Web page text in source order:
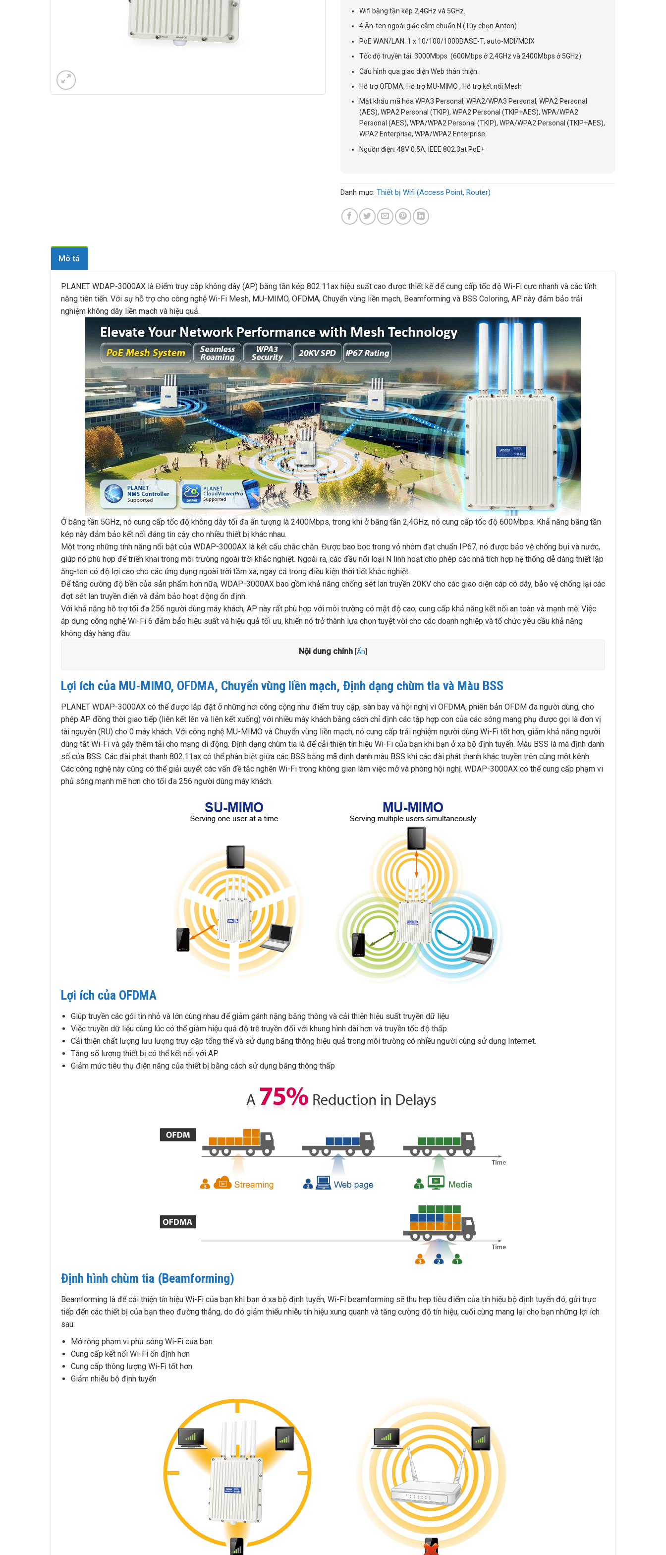
Wifi băng tần kép 2,4GHz và 5GHz.
4 Ăn-ten ngoài giắc cắm chuẩn N (Tùy chọn Anten)
PoE WAN/LAN: 1 x 10/100/1000BASE-T, auto-MDI/MDIX
Tốc độ truyền tải: 3000Mbps (600Mbps ở 2,4GHz và 2400Mbps ở 5GHz)
Cấu hình qua giao diện Web thân thiện.
Hỗ trợ OFDMA, Hỗ trợ MU-MIMO , Hỗ trợ kết nối Mesh
Mật khẩu mã hóa WPA3 Personal, WPA2/WPA3 Personal, WPA2 Personal
(AES), WPA2 Personal (TKIP), WPA2 Personal (TKIP+AES), WPA/WPA2
Personal (AES), WPA/WPA2 Personal (TKIP), WPA/WPA2 Personal (TKIP+AES),
WPA2 Enterprise, WPA/WPA2 Enterprise.
Nguồn điện: 48V 0.5A, IEEE 802.3at PoE+
Danh mục: Thiết bị Wifi (Access Point, Router)
Mô tả
PLANET WDAP-3000AX là Điểm truy cập không dây (AP) băng tần kép 802.11ax hiệu suất cao được thiết kế để cung cấp tốc độ Wi-Fi cực nhanh và các tính
năng tiên tiến. Với sự hỗ trợ cho công nghệ Wi-Fi Mesh, MU-MIMO, OFDMA, Chuyển vùng liền mạch, Beamforming và BSS Coloring, AP này đảm bảo trải
nghiệm không dây liền mạch và hiệu quả.
Ở băng tần 5GHz, nó cung cấp tốc độ không dây tối đa ấn tượng là 2400Mbps, trong khi ở băng tần 2,4GHz, nó cung cấp tốc độ 600Mbps. Khả năng băng tần
kép này đảm bảo kết nối đáng tin cậy cho nhiều thiết bị khác nhau.
Một trong những tính năng nổi bật của WDAP-3000AX là kết cấu chắc chắn. Được bao bọc trong vỏ nhôm đạt chuẩn IP67, nó được bảo vệ chống bụi và nước,
giúp nó phù hợp để triển khai trong môi trường ngoài trời khắc nghiệt. Ngoài ra, các đầu nối loại N linh hoạt cho phép các nhà tích hợp hệ thống dễ dàng thiết lập
ăng-ten có độ lợi cao cho các ứng dụng ngoài trời tầm xa, ngay cả trong điều kiện thời tiết khắc nghiệt.
Để tăng cường độ bền của sản phẩm hơn nữa, WDAP-3000AX bao gồm khả năng chống sét lan truyền 20KV cho các giao diện cáp có dây, bảo vệ chống lại các
đợt sét lan truyền điện và đảm bảo hoạt động ổn định.
Với khả năng hỗ trợ tối đa 256 người dùng máy khách, AP này rất phù hợp với môi trường có mật độ cao, cung cấp khả năng kết nối an toàn và mạnh mẽ. Việc
áp dụng công nghệ Wi-Fi 6 đảm bảo hiệu suất và hiệu quả tối ưu, khiến nó trở thành lựa chọn tuyệt vời cho các doanh nghiệp và tổ chức yêu cầu khả năng
không dây hàng đầu.
Nội dung chính [Ẩn
Lợi ích của MU-MIMO, OFDMA, Chuyển vùng liền mạch, Định dạng chùm tia và Màu BSS
PLANET WDAP-3000AX có thể được lắp đặt ở những nơi công cộng như điểm truy cập, sân bay và hội nghị vì OFDMA, phiên bản OFDM đa người dùng, cho
phép AP đồng thời giao tiếp (liên kết lên và liên kết xuống) với nhiều máy khách bằng cách chỉ định các tập hợp con của các sóng mang phụ được gọi là đơn vị
tài nguyên (RU) cho 0 máy khách. Với công nghệ MU-MIMO và Chuyển vùng liền mạch, nó cung cấp trải nghiệm người dùng Wi-Fi tốt hơn, giảm khả năng người
dùng tắt Wi-Fi và gây thêm tải cho mạng di động. Định dạng chùm tia là để cải thiện tín hiệu Wi-Fi của bạn khi bạn ở xa bộ định tuyến. Màu BSS là mã định danh
số của BSS. Các đài phát thanh 802.11ax có thể phân biệt giữa các BSS bằng mã định danh màu BSS khi các đài phát thanh khác truyền trên cùng một kênh.
Các công nghệ này cũng có thể giải quyết các vấn đề tắc nghẽn Wi-Fi trong không gian làm việc mở và phòng hội nghị. WDAP-3000AX có thể cung cấp phạm vi
phủ sóng mạnh mẽ hơn cho tối đa 256 người dùng máy khách.
Lợi ích của OFDMA
Giúp truyền các gói tin nhỏ và lớn cùng nhau để giảm gánh nặng băng thông và cải thiện hiệu suất truyền dữ liệu
Việc truyền dữ liệu cùng lúc có thể giảm hiệu quả độ trễ truyền đối với khung hình dài hơn và truyền tốc độ thấp.
Cải thiện chất lượng lưu lượng truy cập tổng thể và sử dụng băng thông hiệu quả trong môi trường có nhiều người cùng sử dụng Internet.
Tăng số lượng thiết bị có thể kết nối với AP.
Giảm mức tiêu thụ điện năng của thiết bị bằng cách sử dụng băng thông thấp
Định hình chùm tia (Beamforming)
Beamforming là để cải thiện tín hiệu Wi-Fi của bạn khi bạn ở xa bộ định tuyến, Wi-Fi beamforming sẽ thu hẹp tiêu điểm của tín hiệu bộ định tuyến đó, gửi trực
tiếp đến các thiết bị của bạn theo đường thẳng, do đó giảm thiểu nhiễu tín hiệu xung quanh và tăng cường độ tín hiệu, cuối cùng mang lại cho bạn những lợi ích
sau:
Mở rộng phạm vi phủ sóng Wi-Fi của bạn
Cung cấp kết nối Wi-Fi ổn định hơn
Cung cấp thông lượng Wi-Fi tốt hơn
Giảm nhiễu bộ định tuyến